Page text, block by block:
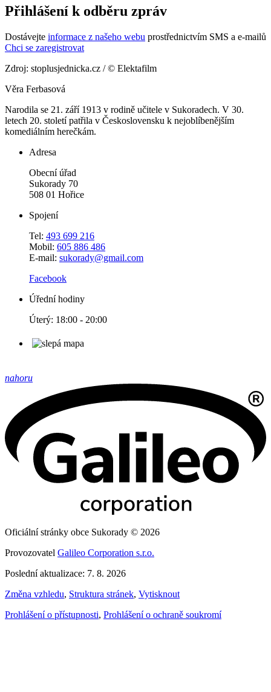
Přihlášení k odběru zpráv
Dostávejte informace z našeho webu prostřednictvím SMS a e-mailů
Chci se zaregistrovat
Zdroj: stoplusjednicka.cz / © Elektafilm
Věra Ferbasová
Narodila se 21. září 1913 v rodině učitele v Sukoradech. V 30.
letech 20. století patřila v Československu k nejoblíbenějším
komediálním herečkám.
Adresa
Obecní úřad
Sukorady 70
508 01 Hořice
Spojení
Tel: 493 699 216
Mobil: 605 886 486
E-mail: sukorady@gmail.com
Facebook
Úřední hodiny
Úterý: 18:00 - 20:00
nahoru
Oficiální stránky obce Sukorady © 2026
Provozovatel Galileo Corporation s.r.o.
Poslední aktualizace: 7. 8. 2026
Změna vzhledu, Struktura stránek, Vytisknout
Prohlášení o přístupnosti, Prohlášení o ochraně soukromí